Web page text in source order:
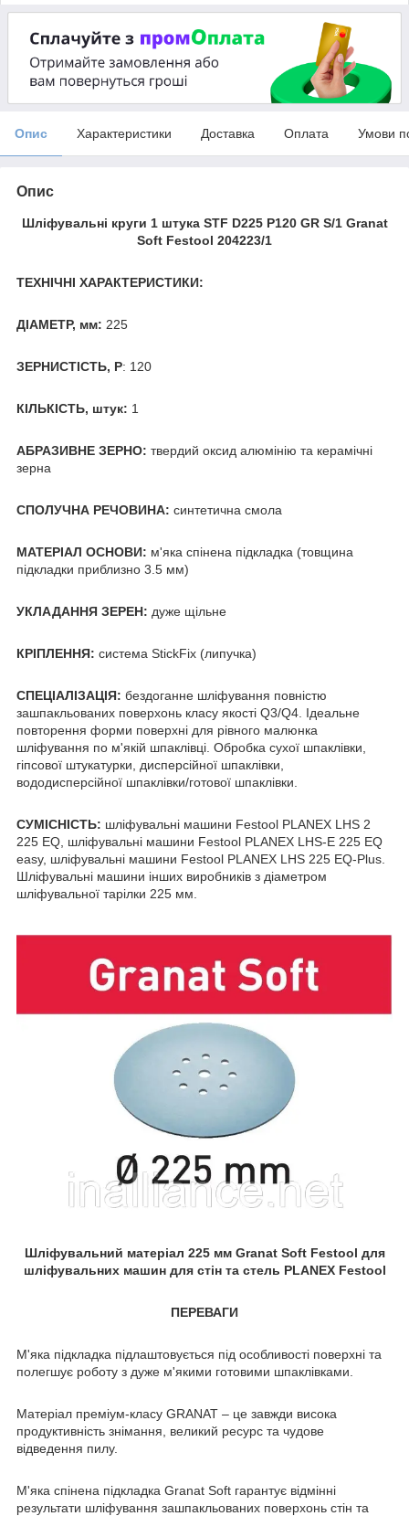
Опис Характеристики Доставка Оплата Умови
Опис
Шліфувальні круги 1 штука STF D225 P120 GR S/1 Granat
Soft Festool 204223/1
ТЕХНІЧНІ ХАРАКТЕРИСТИКИ:
ДІАМЕТР, мм: 225
ЗЕРНИСТІСТЬ, Р: 120
КІЛЬКІСТЬ, штук: 1
АБРАЗИВНЕ ЗЕРНО: твердий оксид алюмінію та керамічні
зерна
СПОЛУЧНА РЕЧОВИНА: синтетична смола
МАТЕРІАЛ ОСНОВИ: м'яка спінена підкладка (товщина
підкладки приблизно 3.5 мм)
УКЛАДАННЯ ЗЕРЕН: дуже щільне
КРІПЛЕННЯ: система StickFix (липучка)
СПЕЦІАЛІЗАЦІЯ: бездоганне шліфування повністю
зашпакльованих поверхонь класу якості Q3/Q4. Ідеальне
повторення форми поверхні для рівного малюнка
шліфування по м'якій шпаклівці. Обробка сухої шпаклівки,
гіпсової штукатурки, дисперсійної шпаклівки,
вододисперсійної шпаклівки/готової шпаклівки.
СУМІСНІСТЬ: шліфувальні машини Festool PLANEX LHS 2
225 EQ, шліфувальні машини Festool PLANEX LHS-E 225 EQ
easy, шліфувальні машини Festool PLANEX LHS 225 EQ-Plus.
Шліфувальні машини інших виробників з діаметром
шліфувальної тарілки 225 мм.
Шліфувальний матеріал 225 мм Granat Soft Festool для
шліфувальних машин для стін та стель PLANEX Festool
ПЕРЕВАГИ
М'яка підкладка підлаштовується під особливості поверхні та
полегшує роботу з дуже м'якими готовими шпаклівками.
Матеріал преміум-класу GRANAT – це завжди висока
продуктивність знімання, великий ресурс та чудове
відведення пилу.
М'яка спінена підкладка Granat Soft гарантує відмінні
результати шліфування зашпакльованих поверхонь стін та